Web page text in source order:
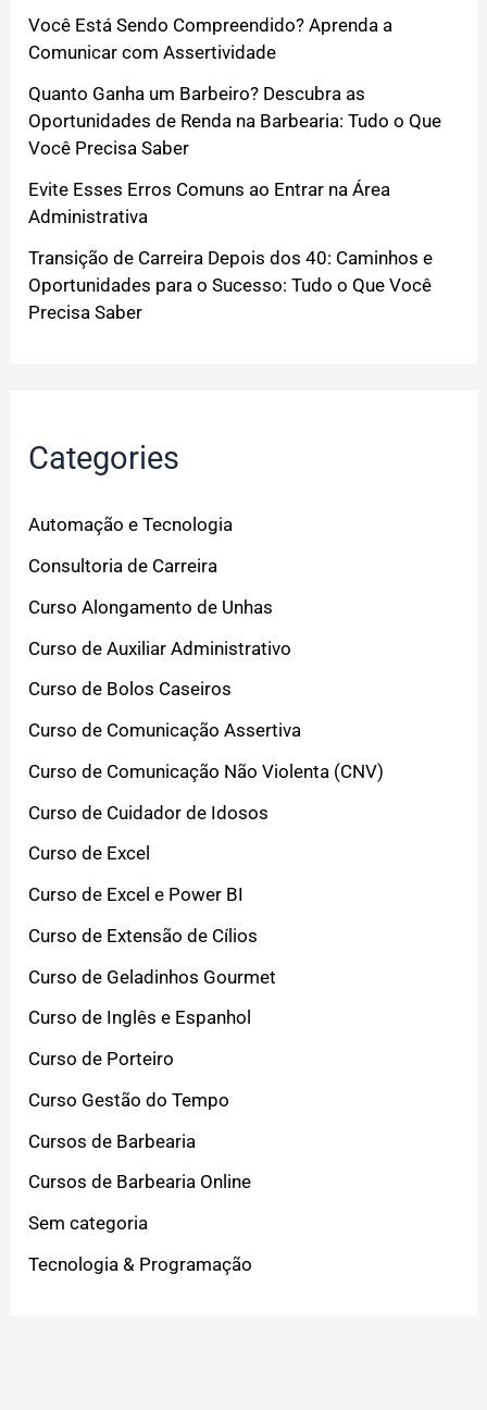
Você Está Sendo Compreendido? Aprenda a
Comunicar com Assertividade
Quanto Ganha um Barbeiro? Descubra as
Oportunidades de Renda na Barbearia: Tudo o Que
Você Precisa Saber
Evite Esses Erros Comuns ao Entrar na Área
Administrativa
Transição de Carreira Depois dos 40: Caminhos e
Oportunidades para o Sucesso: Tudo o Que Você
Precisa Saber
Categories
Automação e Tecnologia
Consultoria de Carreira
Curso Alongamento de Unhas
Curso de Auxiliar Administrativo
Curso de Bolos Caseiros
Curso de Comunicação Assertiva
Curso de Comunicação Não Violenta (CNV)
Curso de Cuidador de Idosos
Curso de Excel
Curso de Excel e Power BI
Curso de Extensão de Cílios
Curso de Geladinhos Gourmet
Curso de Inglês e Espanhol
Curso de Porteiro
Curso Gestão do Tempo
Cursos de Barbearia
Cursos de Barbearia Online
Sem categoria
Tecnologia & Programação